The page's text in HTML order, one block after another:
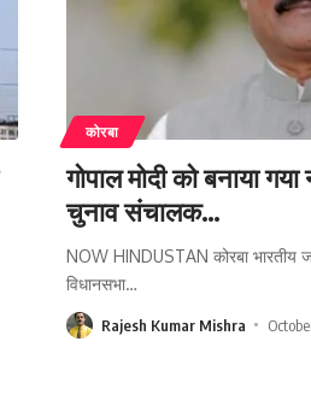
कोरबा
गोपाल मोदी को बनाया
चुनाव संचालक…
NOW HINDUSTAN कोरबा भारतीय
विधानसभा…
Rajesh Kumar Mishra